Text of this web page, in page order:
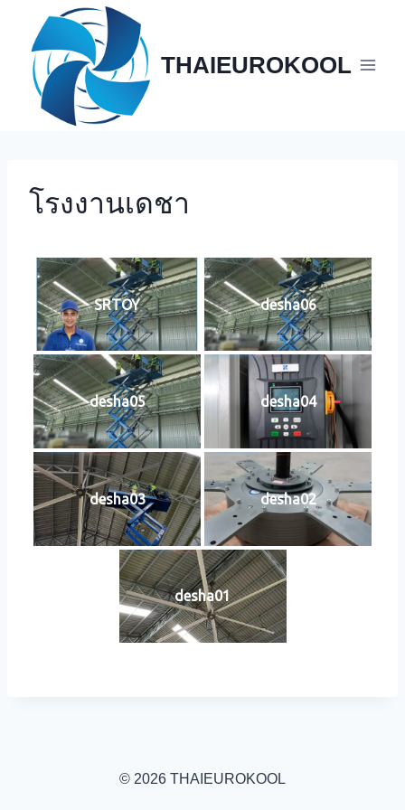
content
THAIEUROKOOL
โรงงานเดชา
SRTOY desha06
desha05 desha04
desha03 desha02
desha01
© 2026 THAIEUROKOOL